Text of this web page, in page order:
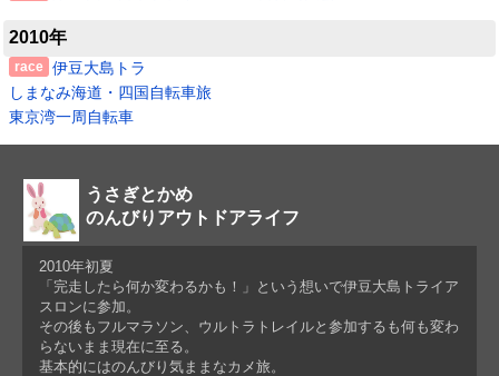
2010年
伊豆大島トラ
しまなみ海道・四国自転車旅
東京湾一周自転車
うさぎとかめ
のんびりアウトドアライフ
2010年初夏
「完走したら何か変わるかも！」という想いで伊豆大島トライア
スロンに参加。
その後もフルマラソン、ウルトラトレイルと参加するも何も変わ
らないまま現在に至る。
基本的にはのんびり気ままなカメ旅。